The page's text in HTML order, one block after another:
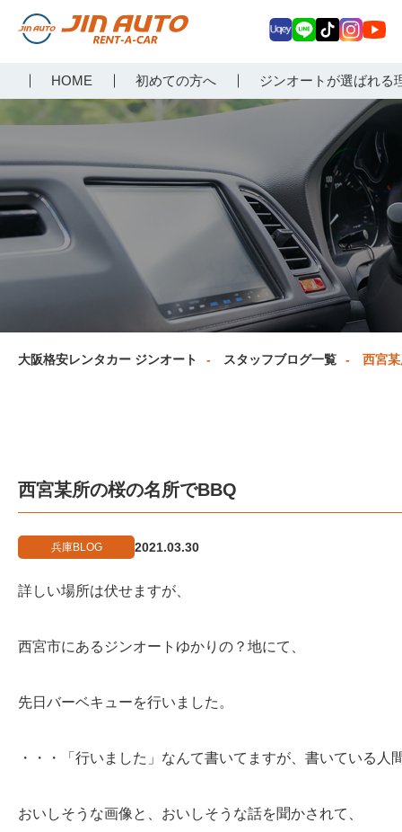
らジンオートレンタカー
HOME 初めての方へ ジンオートが選ばれる
ey E
Tokagr
am
uT
ub
大阪格安レンタカー ジンオート スタッフブログ一覧 西宮
西宮某所の桜の名所でBBQ
兵庫BLOG 2021.03.30
詳しい場所は伏せますが、
西宮市にあるジンオートゆかりの？地にて、
先日バーベキューを行いました。
・・・「行いました」なんて書いてますが、書いている人
おいしそうな画像と、おいしそうな話を聞かされて、